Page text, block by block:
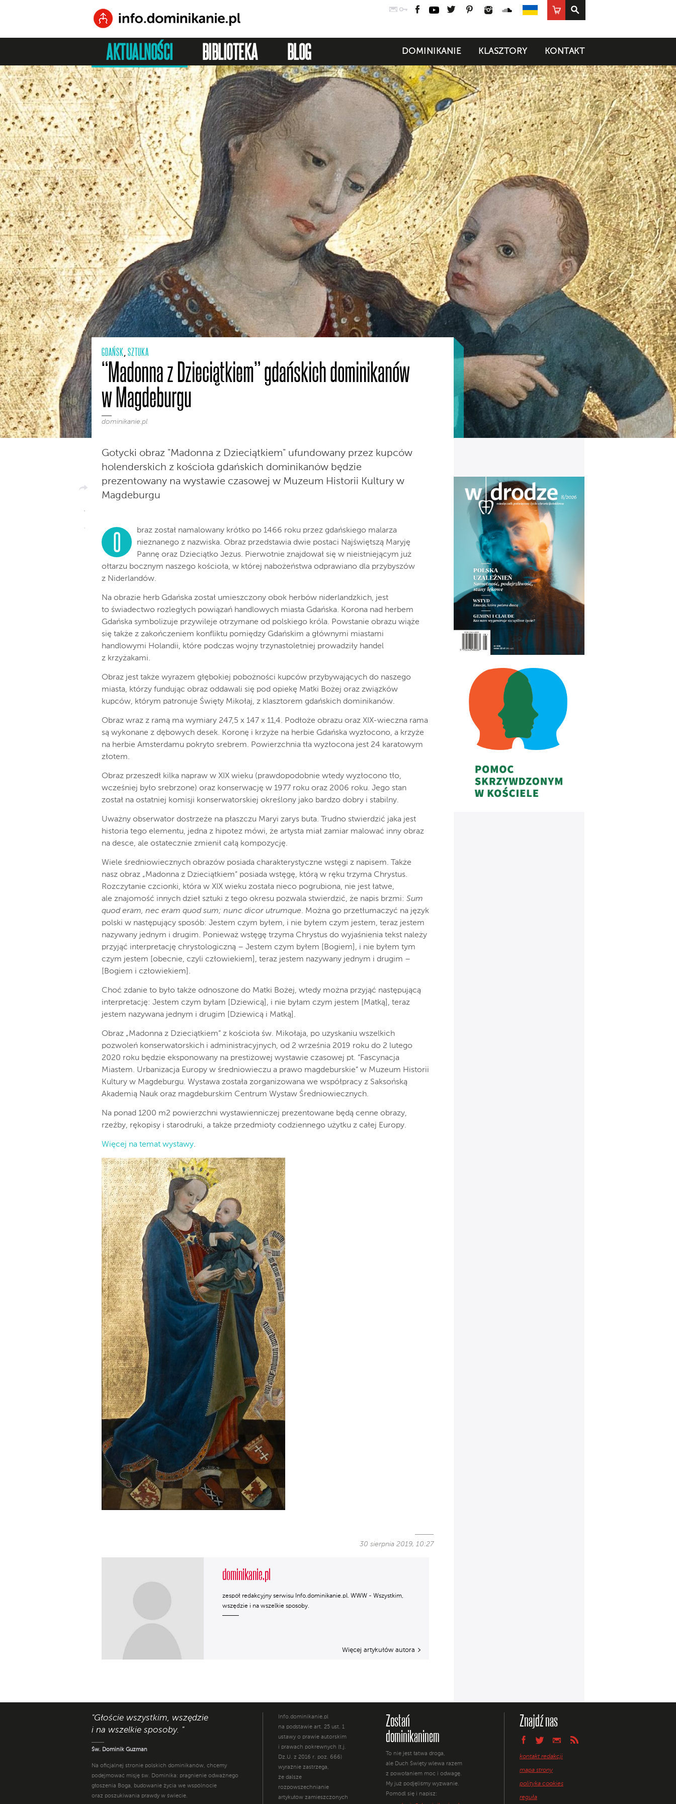
PocztaLogowanie
Facebook
YouTubeTwitterPinterestInstagramSoundCloud
UA
Sklep
AKTUALNOŚCI BIBLIOTEKA BLOG KONTAKT
KLASZTORY
DOMINIKANIE
GDAŃSK, SZTUKA
“Madonna z Dzieciątkiem” gdańskich dominikanów
w Magdeburgu
dominikanie.pl
Gotycki obraz "Madonna z Dzieciątkiem" ufundowany przez kupców
holenderskich z kościoła gdańskich dominikanów będzie
prezentowany na wystawie czasowej w Muzeum Historii Kultury w
Magdeburgu
O
braz został namalowany krótko po 1466 roku przez gdańskiego malarza
nieznanego z nazwiska. Obraz przedstawia dwie postaci Najświętszą Maryję
Pannę oraz Dzieciątko Jezus. Pierwotnie znajdował się w nieistniejącym już
ołtarzu bocznym naszego kościoła, w której nabożeństwa odprawiano dla przybyszów
z Niderlandów.
Na obrazie herb Gdańska został umieszczony obok herbów niderlandzkich, jest
to świadectwo rozległych powiązań handlowych miasta Gdańska. Korona nad herbem
Gdańska symbolizuje przywileje otrzymane od polskiego króla. Powstanie obrazu wiąże
się także z zakończeniem konfliktu pomiędzy Gdańskim a głównymi miastami
handlowymi Holandii, które podczas wojny trzynastoletniej prowadziły handel
z krzyżakami.
Obraz jest także wyrazem głębokiej pobożności kupców przybywających do naszego
miasta, którzy fundując obraz oddawali się pod opiekę Matki Bożej oraz związków
kupców, którym patronuje Święty Mikołaj, z klasztorem gdańskich dominikanów.
Obraz wraz z ramą ma wymiary 247,5 x 147 x 11,4. Podłoże obrazu oraz XIX-wieczna rama
są wykonane z dębowych desek. Koronę i krzyże na herbie Gdańska wyzłocono, a krzyże
na herbie Amsterdamu pokryto srebrem. Powierzchnia tła wyzłocona jest 24 karatowym
złotem.
Obraz przeszedł kilka napraw w XIX wieku (prawdopodobnie wtedy wyzłocono tło,
wcześniej było srebrzone) oraz konserwację w 1977 roku oraz 2006 roku. Jego stan
został na ostatniej komisji konserwatorskiej określony jako bardzo dobry i stabilny.
Uważny obserwator dostrzeże na płaszczu Maryi zarys buta. Trudno stwierdzić jaka jest
historia tego elementu, jedna z hipotez mówi, że artysta miał zamiar malować inny obraz
na desce, ale ostatecznie zmienił całą kompozycję.
Wiele średniowiecznych obrazów posiada charakterystyczne wstęgi z napisem. Także
nasz obraz „Madonna z Dzieciątkiem” posiada wstęgę, którą w ręku trzyma Chrystus.
Rozczytanie czcionki, która w XIX wieku została nieco pogrubiona, nie jest łatwe,
ale znajomość innych dzieł sztuki z tego okresu pozwala stwierdzić, że napis brzmi: Sum
quod eram, nec eram quod sum; nunc dicor utrumque. Można go przetłumaczyć na język
polski w następujący sposób: Jestem czym byłem, i nie byłem czym jestem, teraz jestem
nazywany jednym i drugim. Ponieważ wstęgę trzyma Chrystus do wyjaśnienia tekst należy
przyjąć interpretację chrystologiczną – Jestem czym byłem [Bogiem], i nie byłem tym
czym jestem [obecnie, czyli człowiekiem], teraz jestem nazywany jednym i drugim –
[Bogiem i człowiekiem].
Choć zdanie to było także odnoszone do Matki Bożej, wtedy można przyjąć następującą
interpretację: Jestem czym byłam [Dziewicą], i nie byłam czym jestem [Matką], teraz
jestem nazywana jednym i drugim [Dziewicą i Matką].
Obraz „Madonna z Dzieciątkiem” z kościoła św. Mikołaja, po uzyskaniu wszelkich
pozwoleń konserwatorskich i administracyjnych, od 2 września 2019 roku do 2 lutego
2020 roku będzie eksponowany na prestiżowej wystawie czasowej pt. “Fascynacja
Miastem. Urbanizacja Europy w średniowieczu a prawo magdeburskie” w Muzeum Historii
Kultury w Magdeburgu. Wystawa została zorganizowana we współpracy z Saksońską
Akademią Nauk oraz magdeburskim Centrum Wystaw Średniowiecznych.
Na ponad 1200 m2 powierzchni wystawienniczej prezentowane będą cenne obrazy,
rzeźby, rękopisy i starodruki, a także przedmioty codziennego użytku z całej Europy.
Więcej na temat wystawy.
30 sierpnia 2019, 10:27
dominikanie.pl
zespół redakcyjny serwisu Info.dominikanie.pl. WWW - Wszystkim,
wszędzie i na wszelkie sposoby.
Więcej artykułów autora
"Głoście wszystkim, wszędzie
i na wszelkie sposoby. "
Św. Dominik Guzman
Na oficjalnej stronie polskich dominikanów, chcemy
podejmować misję św. Dominika: pragnienie odważnego
głoszenia Boga, budowanie życia we wspólnocie
oraz poszukiwania prawdy w świecie.
Info.dominikanie.pl
na podstawie art. 25 ust. 1
ustawy o prawie autorskim
i prawach pokrewnych (t.j.
Dz.U. z 2016 r. poz. 666)
wyraźnie zastrzega,
że dalsze
rozpowszechnianie
artykułów zamieszczonych
Zostań
dominikaninem
To nie jest łatwa droga,
ale Duch Święty wlewa razem
z powołaniem moc i odwagę.
My już podjęliśmy wyzwanie.
Pomódl się i napisz:
Znajdź nas
kontakt redakcji
mapa strony
polityka cookies
reguła